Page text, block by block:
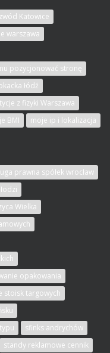
Katowice
warszawa
pozycjonować stronę
łódź
z fizyki Warszawa
BMI
moje ip i lokalizacja
prawna spółek wrocław
Wielka
opakowania
stoisk targowych
sfinks andrychów
standy reklamowe cennik